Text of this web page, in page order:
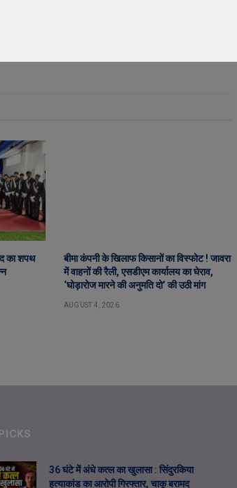
का शपथ
बीमा कंपनी के खिलाफ किसानों का विस्फोट ! जावरा
में वाहनों की रैली, एसडीएम कार्यालय का घेराव,
‘घोड़ारोज मारने की अनुमति दो’ की उठी मांग
AUGUST 4, 2026
36 घंटे में अंधे कत्ल का खुलासा : सिंदुरकिया
हत्याकांड का आरोपी गिरफ्तार, चाकू बरामद